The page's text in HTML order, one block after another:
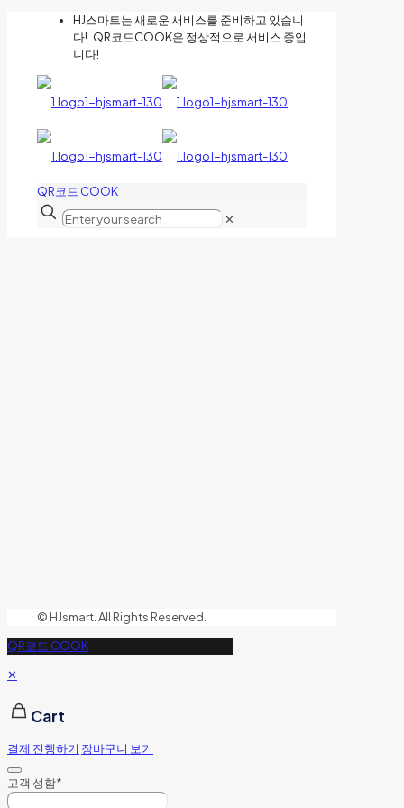
HJ스마트는 새로운 서비스를 준비하고 있습니
다! QR코드COOK은 정상적으로 서비스 중입
니다!
QR코드 COOK
✕
© HJsmart. All Rights Reserved.
QR코드 COOK
✕
Cart
결제 진행하기 장바구니 보기
고객 성함*